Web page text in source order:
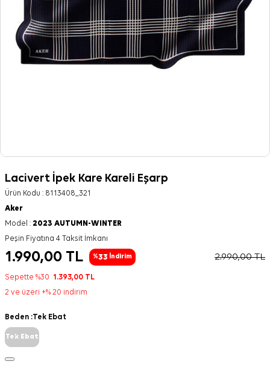
Lacivert İpek Kare Kareli Eşarp
Ürün Kodu : 8113408_321
Aker
Model : 2023 AUTUMN-WINTER
Peşin Fiyatına 4 Taksit İmkanı
1.990,00 TL %33 İndirim 2.990,00TL
Sepette %30 1.393,00 TL
2 ve üzeri +% 20 indirim
Beden :Tek Ebat
Tek Ebat